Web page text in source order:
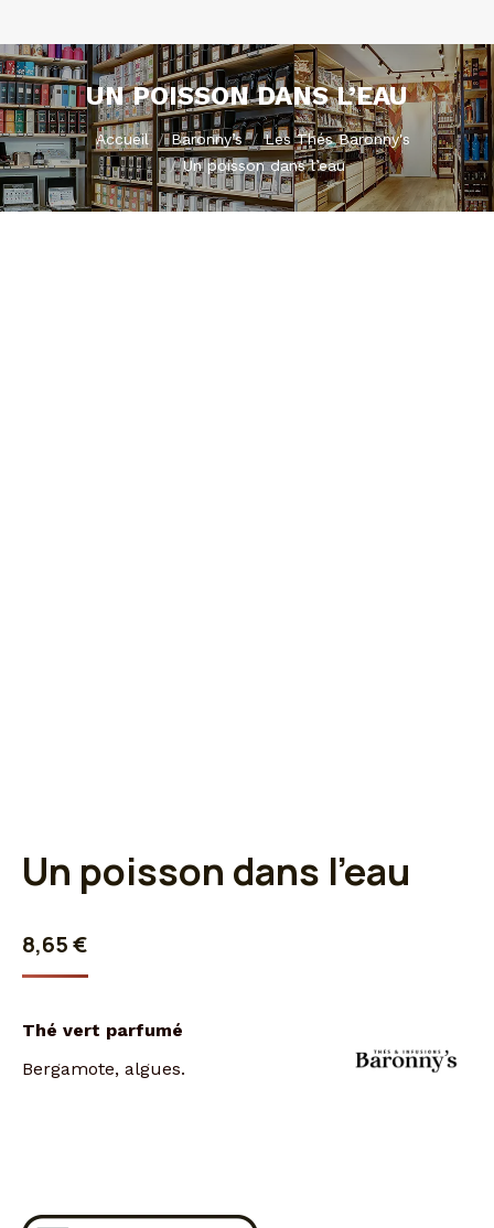
UN POISSON DANS L’EAU
Vous êtes ici :
Accueil Baronny’s
Les Thés Baronny's
Un poisson dans l’eau
Un poisson dans l’eau
8,65€
Thé vert parfumé
Bergamote, algues.